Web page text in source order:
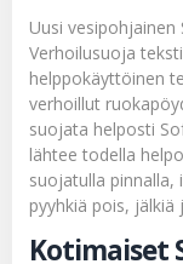
Uusi
Verhoilusuoja
helppokäyttöinen
verhoillut
suojata helposti
lähtee todella
suojatulla
pyyhkiä pois,
Kotimaiset